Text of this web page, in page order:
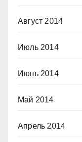
Август 2014
Июль 2014
Июнь 2014
Май 2014
Апрель 2014